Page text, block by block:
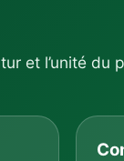
et l’unité du